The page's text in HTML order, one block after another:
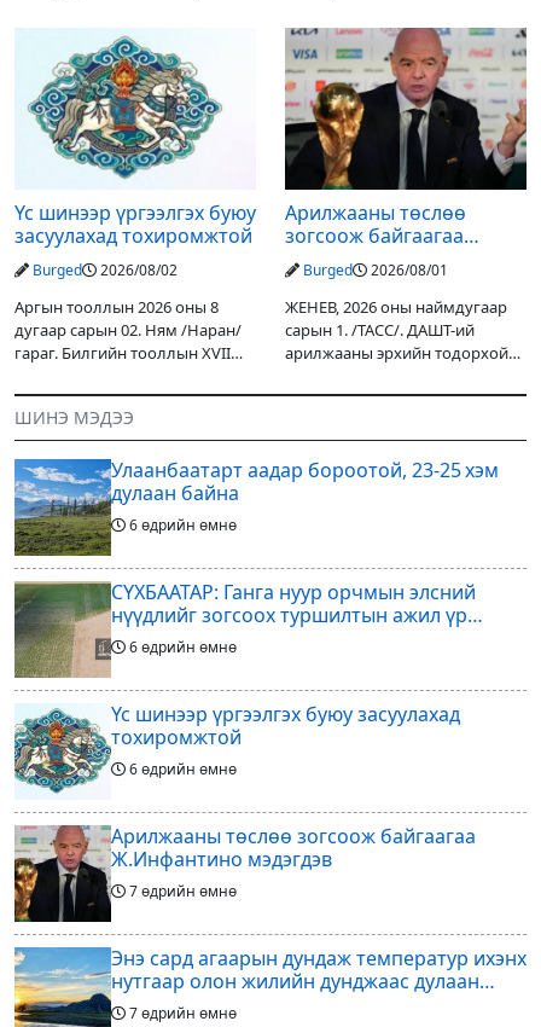
уулархаг нутгаар бороо, дуу
цахилгаантай аадар бороо
орох тул голуудын усны
түвшин нэмэгдэх, нөөлөг
Дарьгангын Ганга нуурыг
сэргээн, хамгаалах төслийг
улсын төсвийн хөрөнгө
оруулалтаар хийж буй.
Төслийн
Үс шинээр үргээлгэх буюу
засуулахад тохиромжтой
Burged 2026/08/02
Аргын тооллын 2026 оны 8
дугаар сарын 02. Ням /Наран/
гараг. Билгийн тооллын XVII
гал Морин жилийн Зуны адаг
хөхөгчин хонь сарын шинийн
19, Адъяа /Асралт/
Арилжааны төслөө
зогсоож байгаагаа
Ж.Инфантино мэдэгдэв
Burged 2026/08/01
ЖЕНЕВ, 2026 оны наймдугаар
сарын 1. /ТАСС/. ДАШТ-ий
арилжааны эрхийн тодорхой
оруулагчдад худалдах
шийдвэрлэснээ ФИФА-гийн
ерөнхийлөгч Жанни
ШИНЭ МЭДЭЭ
Улаанбаатарт аадар бороотой, 23-25 хэм
дулаан байна
6 өдрийн өмнө
СҮХБААТАР: Ганга нуур орчмын элсний
нүүдлийг зогсоох туршилтын ажил үр
дүнгээ өгч эхэлжээ
6 өдрийн өмнө
Үс шинээр үргээлгэх буюу засуулахад
тохиромжтой
6 өдрийн өмнө
Арилжааны төслөө зогсоож байгаагаа
Ж.Инфантино мэдэгдэв
7 өдрийн өмнө
Энэ сард агаарын дундаж температур ихэнх
нутгаар олон жилийн дунджаас дулаан
байна
7 өдрийн өмнө